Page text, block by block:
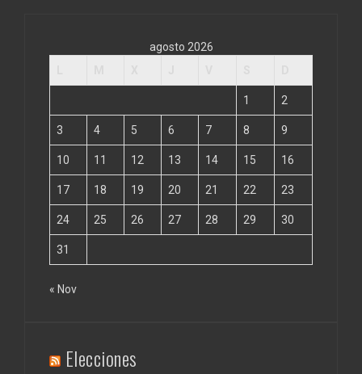
agosto 2026
1 2
3 4 5 6 7 8 9
10 11 12 13 14 15 16
17 18 19 20 21 22 23
24 25 26 27 28 29 30
31
« Nov
Elecciones